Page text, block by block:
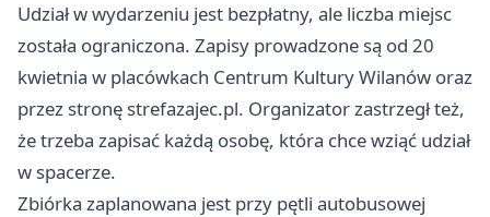
Udział w wydarzeniu jest bezpłatny, ale liczba miejsc
została ograniczona. Zapisy prowadzone są od 20
kwietnia w placówkach Centrum Kultury Wilanów oraz
przez stronę strefazajec.pl. Organizator zastrzegł też,
że trzeba zapisać każdą osobę, która chce wziąć udział
w spacerze.
Zbiórka zaplanowana jest przy pętli autobusowej